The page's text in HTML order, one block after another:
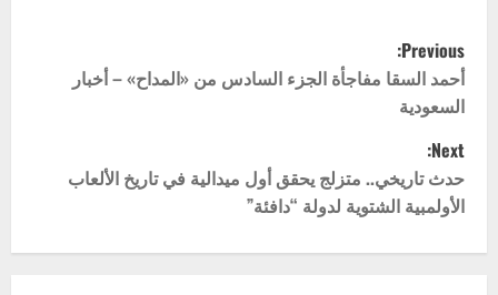
P
o
s
t
n
Previous:
أحمد السقا مفاجأة الجزء السادس من «المداح» – أخبار
السعودية
Next:
حدث تاريخي.. متزلج يحقق أول ميدالية في تاريخ الألعاب
الأولمبية الشتوية لدولة “دافئة”